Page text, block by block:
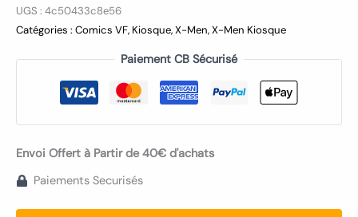
UGS : 4c50433c8e56
Catégories : Comics VF, Kiosque,X-Men,X-Men Kiosque
Paiement CB Sécurisé
Envoi Offert à Partir de 40€ d'achats
Paiements Securisés